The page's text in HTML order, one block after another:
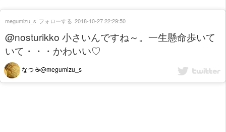
@nosturikko 小さいんですね～。一生懸命歩いて
いて・・・かわいい♡
なつ ☕@megumizu_s
megumizu_s フォローする 2018-10-27 22:29:50